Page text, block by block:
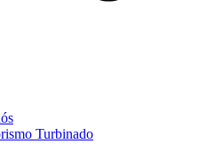
Turbinado